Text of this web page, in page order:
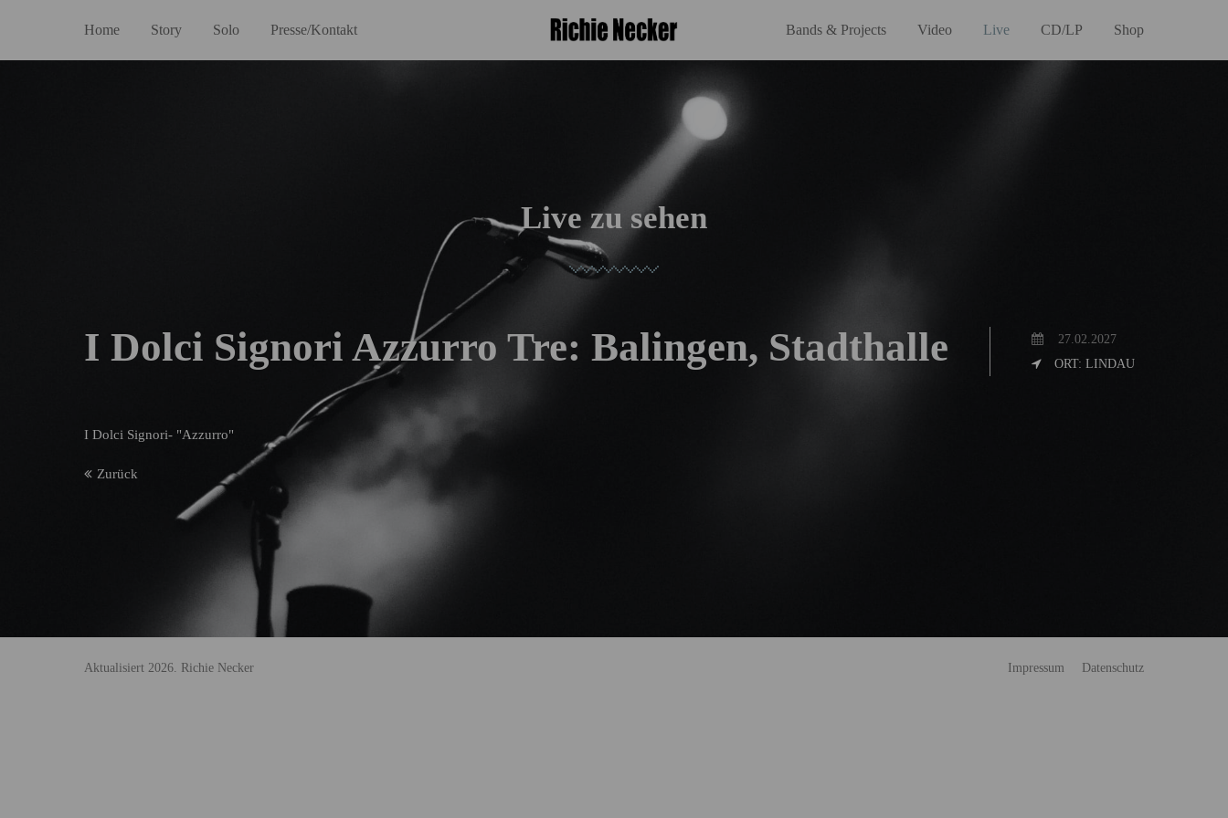
Home Story Solo Presse/Kontakt Bands & Projects Video Live CD/LP Shop
Live zu sehen
I Dolci Signori Azzurro Tre: Balingen, Stadthalle
27.02.2027
ORT: LINDAU
I Dolci Signori- "Azzurro"
Zurück
Aktualisiert 2026. Richie Necker Impressum Datenschutz